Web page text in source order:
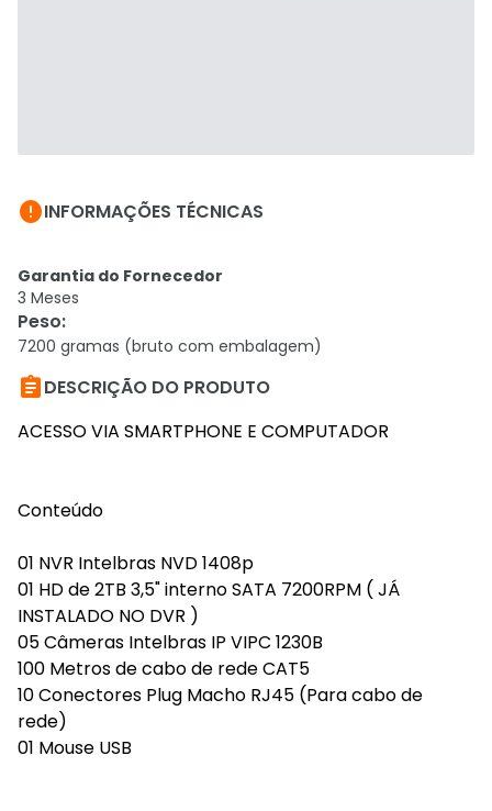
INFORMAÇÕES TÉCNICAS
Garantia do Fornecedor
3 Meses
Peso:
7200 gramas (bruto com embalagem)
DESCRIÇÃO DO PRODUTO
ACESSO VIA SMARTPHONE E COMPUTADOR
Conteúdo
01 NVR Intelbras NVD 1408p
01 HD de 2TB 3,5" interno SATA 7200RPM ( JÁ
INSTALADO NO DVR )
05 Câmeras Intelbras IP VIPC 1230B
100 Metros de cabo de rede CAT5
10 Conectores Plug Macho RJ45 (Para cabo de
rede)
01 Mouse USB